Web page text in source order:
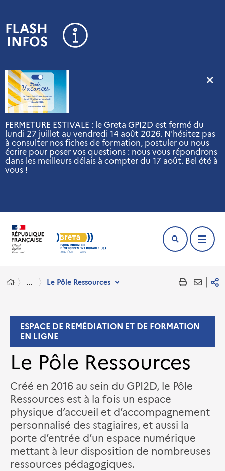
FLASH
INFOS
FERMETURE ESTIVALE : le Greta GPI2D est fermé du
lundi 27 juillet au vendredi 14 août 2026. N'hésitez pas
à consulter nos fiches de formation, postuler ou nous
écrire pour poser vos questions : nous vous répondrons
dans les meilleurs délais à compter du 17 août. Bel été à
vous !
... Le Pôle Ressources
ESPACE DE REMÉDIATION ET DE FORMATION
EN LIGNE
Le Pôle Ressources
Créé en 2016 au sein du GPI2D, le Pôle
Ressources est à la fois un espace
physique d’accueil et d’accompagnement
personnalisé des stagiaires, et aussi la
porte d’entrée d’un espace numérique
mettant à leur disposition de nombreuses
ressources pédagogiques.